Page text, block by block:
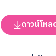
ดาวน์โหล